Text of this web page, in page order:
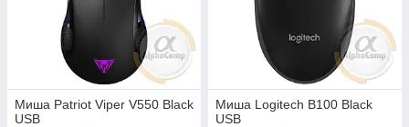
Миша Patriot Viper V550 Black
USB
Миша Logitech B100 Black
USB